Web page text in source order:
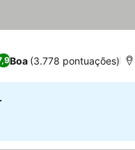
Boa (3.778 pontuações)